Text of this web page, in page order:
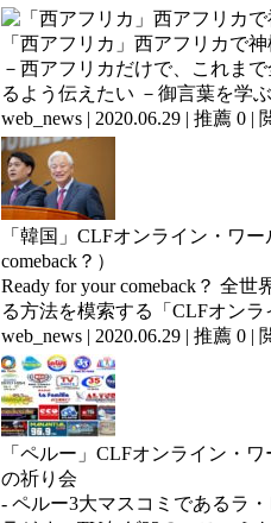
「西アフリカ」西アフリカで
－西アフリカだけで、これま
るよう伝えたい －御言葉を学
web_news | 2020.06.29 | 推薦 0 |
「韓国」CLFオンライン・ワ
comeback？）
Ready for your comeback？ 全
る方法を模索する「CLFオン
web_news | 2020.06.29 | 推薦 0 |
「ペルー」CLFオンライン・
の祈り会
- ペルー3大マスコミであるラ